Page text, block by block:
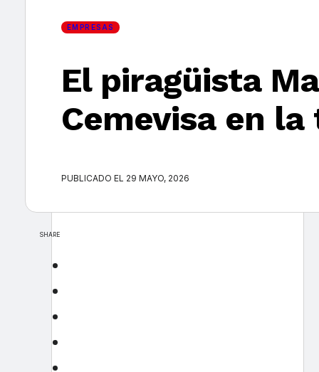
EMPRESAS
El piragüista
Cemevisa en
PUBLICADO EL 29 MAYO, 2026
SHARE